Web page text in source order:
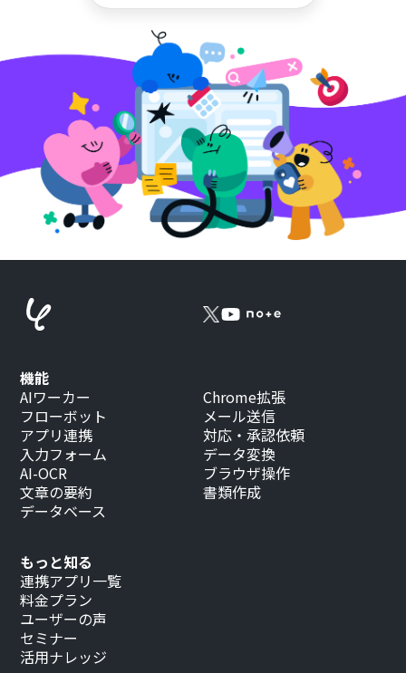
もっと知る
連携アプリ一覧
料金プラン
ユーザーの声
セミナー
活用ナレッジ
機能
AIワーカー
フローボット
アプリ連携
入力フォーム
AI-OCR
文章の要約
データベース
Chrome拡張
メール送信
対応・承認依頼
データ変換
ブラウザ操作
書類作成